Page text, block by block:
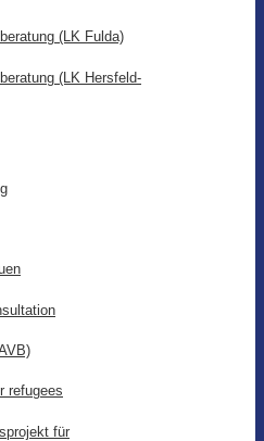
(LK Fulda)
(LK Hersfeld-
refugees
für